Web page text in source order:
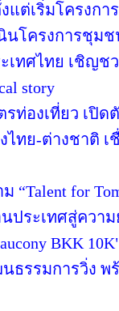
แต่เริ่มโครงกา
นโครงการชุมช
เทศไทย เชิญช
story
องเที่ยว เปิดตั
ทย-ต่างชาติ เ
for
ประเทศสู่ควา
BKK
ธรรมการวิ่ง พ